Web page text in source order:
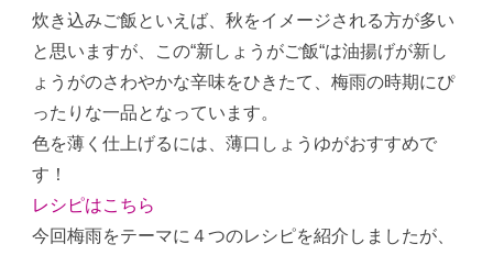
炊き込みご飯といえば、秋をイメージされる方が多い
と思いますが、この“新しょうがご飯“は油揚げが新し
ょうがのさわやかな辛味をひきたて、梅雨の時期にぴ
ったりな一品となっています。
色を薄く仕上げるには、薄口しょうゆがおすすめで
す！
レシピはこちら
今回梅雨をテーマに４つのレシピを紹介しましたが、